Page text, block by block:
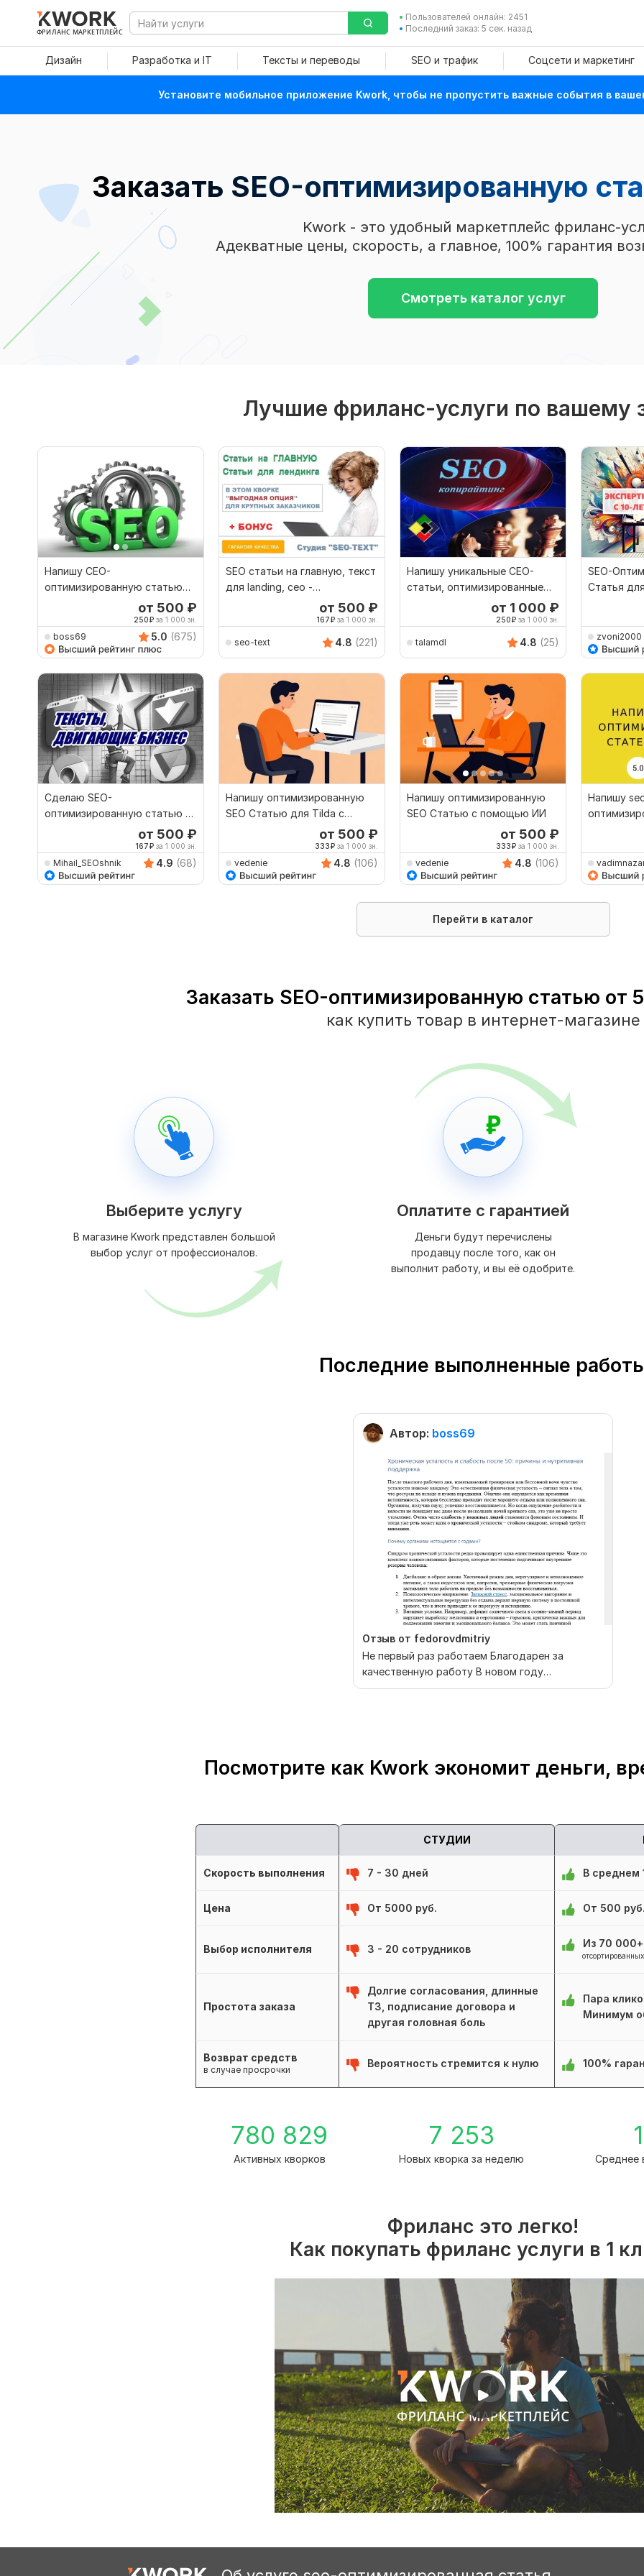
ФРИЛАНС МАРКЕТПЛЕЙС
Пользователей онлайн: 2451
Последний заказ: 5 сек. назад
Дизайн Разработка и IT Тексты и переводы SEO и трафик Соцсети и маркетинг
Установите мобильное приложение Kwork, чтобы не пропустить важные события в
Заказать SEO-оптимизированную
Kwork - это удобный маркетплейс фриланс-
Адекватные цены, скорость, а главное, 100% гарантия
Смотреть каталог услуг
Лучшие фриланс-услуги по вашему
Напишу СЕО-
оптимизированную статью
от 500 ₽
250₽ за 1 000 зн.
boss69 5.0 (675)
SEO статьи на главную, текст
для landing, сео -
оптимизированныеот 500 ₽
167₽ за 1 000 зн.
seo-text 4.8 (221)
Напишу уникальные СЕО-
статьи, оптимизированные
под поисковые системы
от 1 000 ₽
250₽ за 1 000 зн.
talamdl 4.8 (25)
SEO-
Статья
zvoni2000
Сделаю SEO-
оптимизированную статью о
путешествиях для Яндекс
от 500 ₽
167₽ за 1 000 зн.
Mihail_SEOshnik 4.9 (68)
Напишу оптимизированную
SEO Статью для Tilda с
от 500 ₽
333₽ за 1 000 зн.
vedenie 4.8 (106)
Напишу оптимизированную
SEO Статью с помощью ИИ
от 500 ₽
333₽ за 1 000 зн.
vedenie 4.8 (106)
Напишу
Перейти в каталог
Заказать SEO-оптимизированную статью от
как купить товар в интернет-магазине
Выберите услугу
В магазине Kwork представлен большой
выбор услуг от профессионалов.
Оплатите с гарантией
Деньги будут перечислены
продавцу после того, как он
выполнит работу, и вы её одобрите.
Последние выполненные
Автор: boss69
Отзыв от fedorovdmitriy
Не первый раз работаем Благодарен за
качественную работу В новом году
обязательно продолжим)
Посмотрите как Kwork экономит деньги,
СТУДИИ
Скорость выполнения 7 - 30 дней В среднем
Цена От 5000 руб. От 500
Выбор исполнителя 3 - 20 сотрудников Из 70
Простота заказа
Долгие согласования, длинные
ТЗ, подписание договора и
другая головная боль
Пара
Минимум
Возврат средств
в случае просрочки
Вероятность стремится к нулю 100%
780 829
Активных кворков
7 253
Новых кворка за неделю
1
Среднее
Фриланс это легко!
Как покупать фриланс услуги в 1